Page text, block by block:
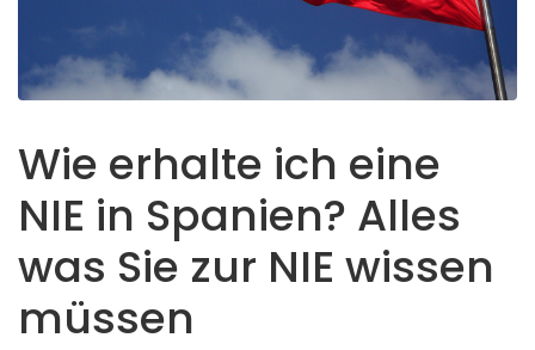
Wie erhalte ich eine
NIE in Spanien? Alles
was Sie zur NIE wissen
müssen